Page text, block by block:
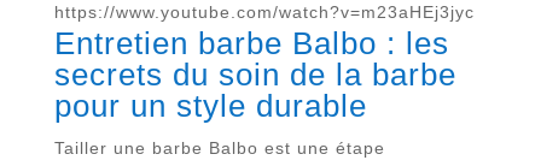
https://www.youtube.com/watch?v=m23aHEj3jyc
Entretien barbe Balbo : les
secrets du soin de la barbe
pour un style durable
Tailler une barbe Balbo est une étape